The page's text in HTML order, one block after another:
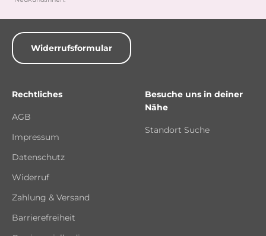
Widerrufsformular
Rechtliches
AGB
Impressum
Datenschutz
Widerruf
Zahlung & Versand
Barrierefreiheit
Besuche uns in deiner
Nähe
Standort Suche